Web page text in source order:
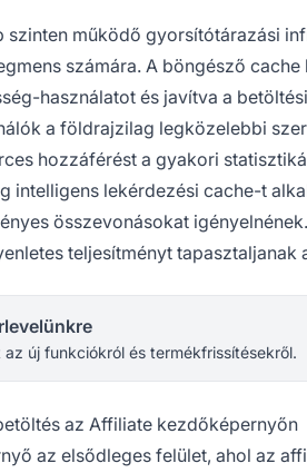
szinten működő gyorsítótárazási
számára. A böngésző
használatot és javítva a
a földrajzilag legközelebbi
hozzáférést a gyakori
intelligens lekérdezési cache-t
összevonásokat
teljesítményt tapasztaljanak
az új funkciókról és termékfrissítésekről.
az Affiliate kezdőképernyőn
az elsődleges felület, ahol az